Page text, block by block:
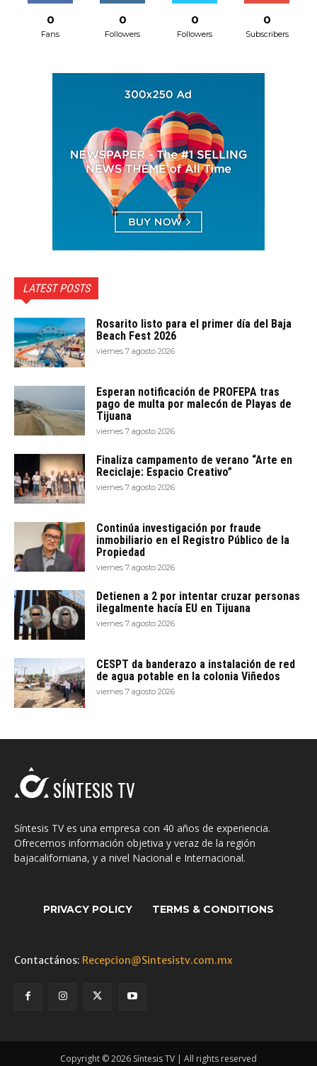
0
Fans
0
Followers
0
Followers
0
Subscribers
LATEST POSTS
Rosarito listo para el primer día del Baja
Beach Fest 2026
viernes 7 agosto 2026
Esperan notificación de PROFEPA tras
pago de multa por malecón de Playas de
Tijuana
viernes 7 agosto 2026
Finaliza campamento de verano “Arte en
Reciclaje: Espacio Creativo”
viernes 7 agosto 2026
Continúa investigación por fraude
inmobiliario en el Registro Público de la
Propiedad
viernes 7 agosto 2026
Detienen a 2 por intentar cruzar personas
ilegalmente hacía EU en Tijuana
viernes 7 agosto 2026
CESPT da banderazo a instalación de red
de agua potable en la colonia Viñedos
viernes 7 agosto 2026
SÍNTESIS TV
Síntesis TV es una empresa con 40 años de experiencia.
Ofrecemos información objetiva y veraz de la región
bajacaliforniana, y a nivel Nacional e Internacional.
PRIVACY POLICY TERMS & CONDITIONS
Contactános: Recepcion@Sintesistv.com.mx
Copyright © 2026 Síntesis TV | All rights reserved